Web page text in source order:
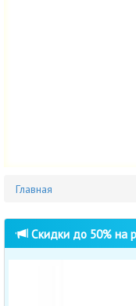
Главная
Cкидки до 50% на